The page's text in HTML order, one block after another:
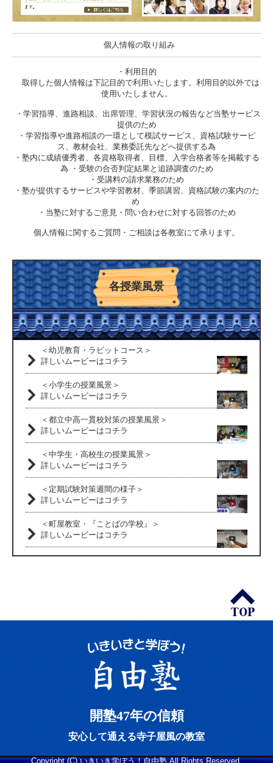
個人情報の取り組み
・利用目的
取得した個人情報は下記目的で利用いたします。利用目的以外では
使用いたしません。
・学習指導、進路相談、出席管理、学習状況の報告など当塾サービス
提供のため
・学習指導や進路相談の一環として模試サービス、資格試験サービ
ス、教材会社、業務委託先などへ提供する為
・塾内に成績優秀者、各資格取得者、目標、入学合格者等を掲載する
為 ・受験の合否判定結果と追跡調査のため
・受講料の請求業務のため
・塾が提供するサービスや学習教材、季節講習、資格試験の案内のた
め
・当塾に対するご意見・問い合わせに対する回答のため
個人情報に関するご質問・ご相談は各教室にて承ります。
各授業風景
＜幼児教育・ラビットコース＞
詳しいムービーはコチラ
＜小学生の授業風景＞
詳しいムービーはコチラ
＜都立中高一貫校対策の授業風景＞
詳しいムービーはコチラ
＜中学生・高校生の授業風景＞
詳しいムービーはコチラ
＜定期試験対策週間の様子＞
詳しいムービーはコチラ
＜町屋教室・『ことばの学校』＞
詳しいムービーはコチラ
開塾47年の信頼
安心して通える寺子屋風の教室
Copyright (C) いきいき学ぼう！自由塾 All Rights Reserved.